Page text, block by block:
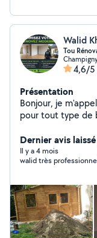
Walid
Tou
4,6/5
Présentation
Bonjour, je
pour tout type de
etc.penture
ronvation J'ai de l'expérience dans ce domaine, je suis
motivé, ponctuel
vos besoins.
demande !
Dernier avis
Il y a 4 mois
walid très